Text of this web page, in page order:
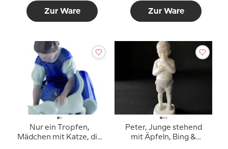
Zur Ware Zur Ware
Nur ein Tropfen,
Mädchen mit Katze, die
Peter, Junge stehend
mit Äpfeln, Bing &